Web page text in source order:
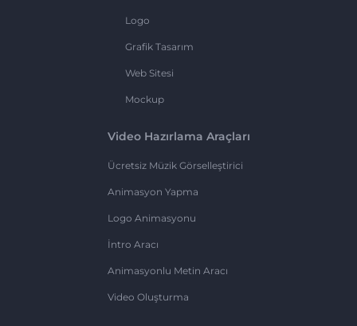
Logo
Grafik Tasarım
Web Sitesi
Mockup
Video Hazırlama Araçları
Ücretsiz Müzik Görselleştirici
Animasyon Yapma
Logo Animasyonu
İntro Aracı
Animasyonlu Metin Aracı
Video Oluşturma